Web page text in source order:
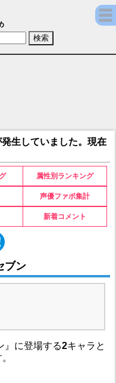
ー セブン キャラ＆声
生していました。現在
属性別ランキング
声優ファボ集計
新着コメント
ブン
』に登場する2キャラと